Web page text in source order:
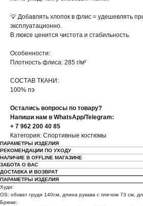
💡 Добавлять хлопок в флис = удешевлять
эксплуатационно.
В люксе ценится чистота и стабильность.
Особенности:
Плотность флиса: 285 г/м²
СОСТАВ ТКАНИ:
100% пэ
Остались вопросы по товару?
Напиши нам в WhatsApp/Telegram:
+ 7 962 200 40 85
Категория: Спортивные костюмы
ПАРАМЕТРЫ ИЗДЕЛИЯ
РЕКОМЕНДАЦИИ ПО УХОДУ
НАЛИЧИЕ В OFFLINE МАГАЗИНЕ
ЗАБОТА О ВАС
ДОСТАВКА И ВОЗВРАТ
ПАРАМЕТРЫ ИЗДЕЛИЯ
Худи:
OS: обхват груди 140см, длина рукава с плечом 73 см,
Брюки: